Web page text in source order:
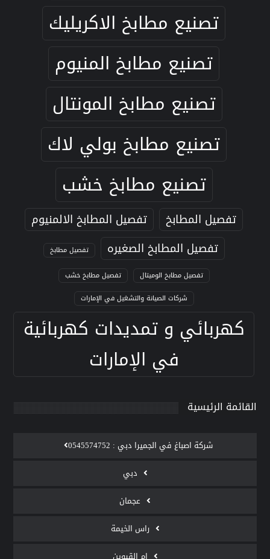
تصنيع مطابخ الاكريليك
تصنيع مطابخ المنيوم
تصنيع مطابخ المونتال
تصنيع مطابخ بولي لاك
تصنيع مطابخ خشب
تفصيل المطابخ
تفصيل المطابخ الالمنيوم
تفصيل المطابخ الصغيره
تفصيل مطابخ
تفصيل مطابخ الوميتال
تفصيل مطابخ خشب
شركات الصيانة والتشغيل في الإمارات
كهربائي و تمديدات كهربائية
في الإمارات
القائمة الرئيسية
‫شركة اصباغ في الجميرا دبي : 0545574752
دبي
عجمان
راس الخيمة